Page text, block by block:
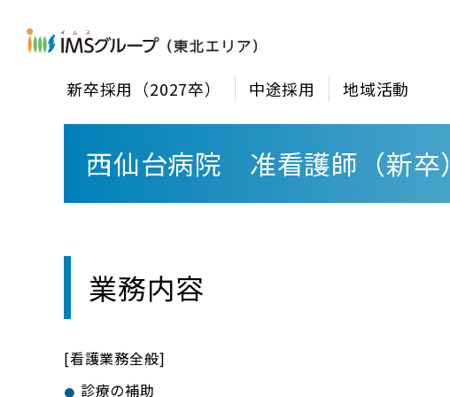
新卒採用（2027卒） 中途採用 地域活動
西仙台病院 准看護師（新卒）
業務内容
[看護業務全般]
診療の補助